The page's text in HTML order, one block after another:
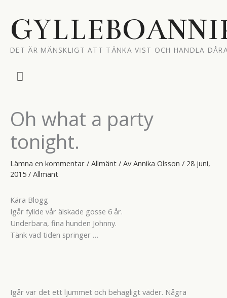
innehåll
DET ÄR MÄNSKLIGT ATT TÄNKA VIST OCH HANDLA
Huvudmeny
Oh what a party
tonight.
Lämna en kommentar / Allmänt / Av Annika Olsson / 28 juni,
2015 / Allmänt
Kära Blogg
Igår fyllde vår älskade gosse 6 år.
Underbara, fina hunden Johnny.
Tänk vad tiden springer …
Igår var det ett ljummet och behagligt väder. Några